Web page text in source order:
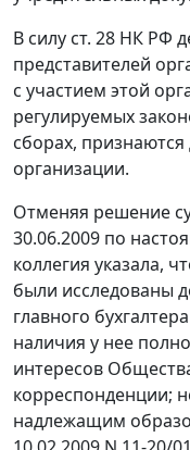
В силу ст. 28 НК РФ
представителей
с участием этой
регулируемых
сборах,
организации.
Отменяя решение
30.06.2009 по
коллегия указала,
были исследованы
главного
наличия у нее
интересов
корреспонденции;
надлежащим